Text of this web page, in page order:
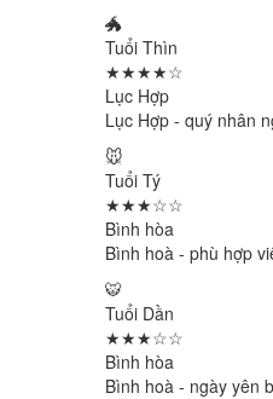
🐲
Tuổi Thìn
★★★★☆
Lục Hợp
Lục Hợp - quý nhân
🐭
Tuổi Tý
★★★☆☆
Bình hòa
Bình hoà - phù hợp
🐯
Tuổi Dần
★★★☆☆
Bình hòa
Bình hoà - ngày yên